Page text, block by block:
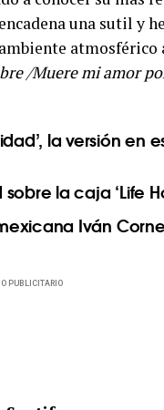
una sutil y
/Muere mi amor
la versión en
la caja ‘Life
Iván
PUBLICITARIO